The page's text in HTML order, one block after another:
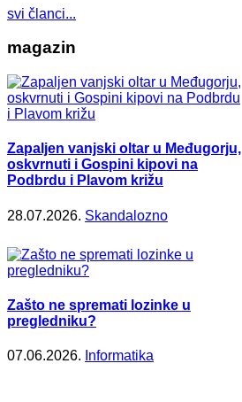
svi članci...
magazin
Zapaljen vanjski oltar u Međugorju,
oskvrnuti i Gospini kipovi na
Podbrdu i Plavom križu
28.07.2026. Skandalozno
Zašto ne spremati lozinke u
pregledniku?
07.06.2026. Informatika